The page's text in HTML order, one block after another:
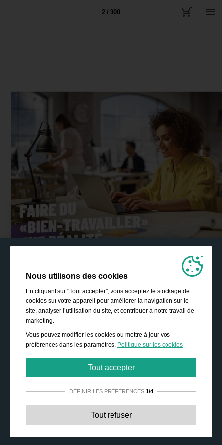
2 / 900
Nous utilisons des cookies
En cliquant sur "Tout accepter", vous acceptez le stockage de
cookies sur votre appareil pour améliorer la navigation sur le
site, analyser l’utilisation du site, et contribuer à notre travail de
marketing.
Vous pouvez modifier les cookies ou mettre à jour vos
préférences dans les paramètres. Politique sur les cookies
Tout accepter
DÉFINIR LES PRÉFÉRENCES 1/4
Strictement nécessaires:
Ces cookies sont essentiels
Tout refuser